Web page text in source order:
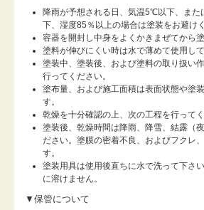
降雨が予想される日、気温5℃以下、また
下、湿度85％以上の場合は塗装をお避け
容器を開封し中身をよくかきまぜてから
塗料が伸びにくい時は水で薄めて使用して
塗装中、塗装後、および塗料の取り扱い
行ってください。
塗布量、および施工面積は表面状態や塗
す。
乾燥を十分確認の上、次の工程を行ってく
塗装後、乾燥時間は降雨、降雪、結露（
ださい。塗膜の密着不良、およびフクレ
す。
塗装用具は使用後直ちに水で洗って下さ
に溶けません。
▼保管について